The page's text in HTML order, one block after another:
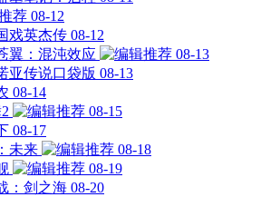
08-12
戏英杰传 08-12
翼：混沌效应
08-13
亚传说口袋版 08-13
08-14
08-15
08-17
未来
08-18
08-19
：剑之海 08-20